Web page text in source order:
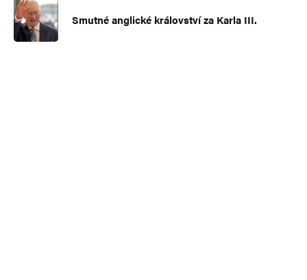
Smutné anglické království za Karla III.